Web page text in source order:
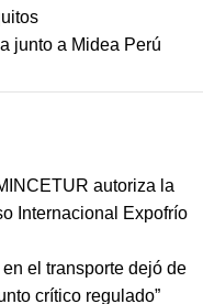
junto a Midea Perú
autoriza la
Internacional Expofrío
el transporte dejó de
crítico regulado”